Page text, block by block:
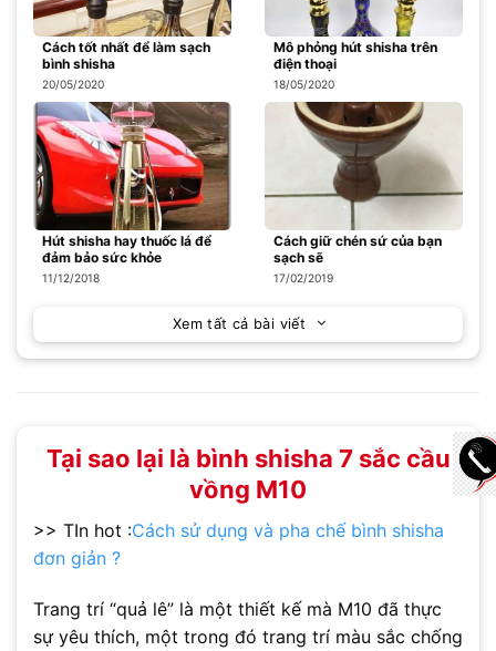
Tại sao lại là bình shisha 7 sắc cầu
vồng M10
>> TIn hot :Cách sử dụng và pha chế bình shisha
đơn giản ?
Trang trí “quả lê” là một thiết kế mà M10 đã thực
sự yêu thích, một trong đó trang trí màu sắc chống
Cách tốt nhất để làm sạch
bình shisha
20/05/2020
Mô phỏng hút shisha trên
điện thoại
18/05/2020
Hút shisha hay thuốc lá để
đảm bảo sức khỏe
11/12/2018
Cách giữ chén sứ của bạn
sạch sẽ
17/02/2019
Xem tất cả bài viết